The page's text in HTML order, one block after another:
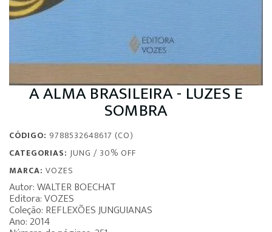
A ALMA BRASILEIRA - LUZES E
SOMBRA
CÓDIGO: 9788532648617 (CO)
CATEGORIAS: JUNG / 30% OFF
MARCA: VOZES
Autor: WALTER BOECHAT
Editora: VOZES
Coleção: REFLEXÕES JUNGUIANAS
Ano: 2014